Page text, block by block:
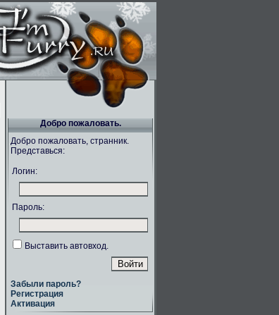
Добро пожаловать.
Добро пожаловать, странник.
Представься:
Логин:
Пароль:
Выставить автовход.
Забыли пароль?
Регистрация
Активация